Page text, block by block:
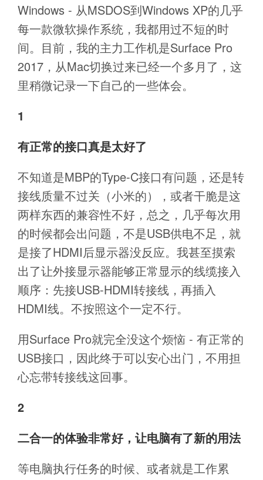
Windows - 从MSDOS到Windows XP的几乎
每一款微软操作系统，我都用过不短的时
间。目前，我的主力工作机是Surface Pro
2017，从Mac切换过来已经一个多月了，这
里稍微记录一下自己的一些体会。
1
有正常的接口真是太好了
不知道是MBP的Type-C接口有问题，还是转
接线质量不过关（小米的），或者干脆是这
两样东西的兼容性不好，总之，几乎每次用
的时候都会出问题，不是USB供电不足，就
是接了HDMI后显示器没反应。我甚至摸索
出了让外接显示器能够正常显示的线缆接入
顺序：先接USB-HDMI转接线，再插入
HDMI线。不按照这个一定不行。
用Surface Pro就完全没这个烦恼 - 有正常的
USB接口，因此终于可以安心出门，不用担
心忘带转接线这回事。
2
二合一的体验非常好，让电脑有了新的用法
等电脑执行任务的时候、或者就是工作累